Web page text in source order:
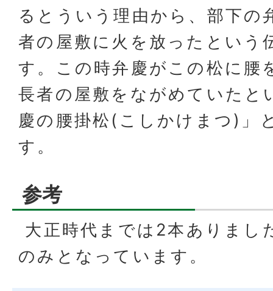
るとういう理由から、部下の
者の屋敷に火を放ったという
す。この時弁慶がこの松に腰
長者の屋敷をながめていたと
慶の腰掛松(こしかけまつ)」
す。
参考
大正時代までは2本ありまし
のみとなっています。